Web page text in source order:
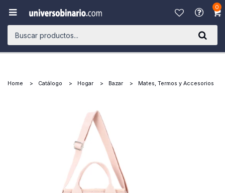
0

Home Catálogo Hogar Bazar Mates, Termos y Accesorios